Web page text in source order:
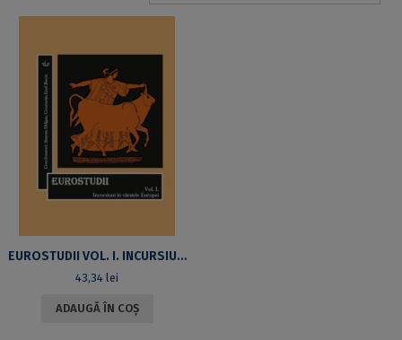
EUROSTUDII VOL. I. INCURSIUNI ÎN VÂRSTELE EUROPEI
43,34lei
ADAUGĂ ÎN COȘ